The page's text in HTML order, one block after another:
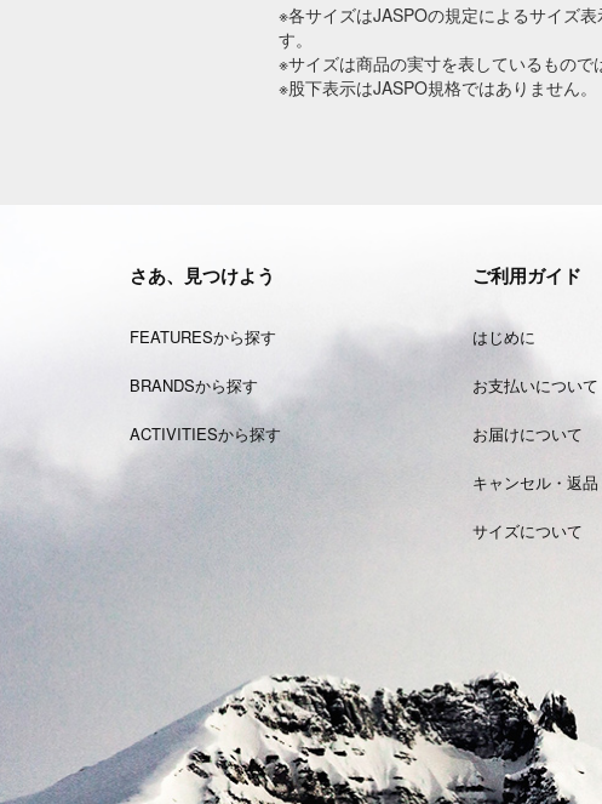
※各サイズはJASPOの規定によるサイズ
す。
※サイズは商品の実寸を表しているもので
※股下表示はJASPO規格ではありません。
さあ、見つけよう
FEATURESから探す
BRANDSから探す
ACTIVITIESから探す
ご利用ガイド
はじめに
お支払いについて
お届けについて
キャンセル・返
サイズについて